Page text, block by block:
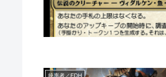
統率者／EDH